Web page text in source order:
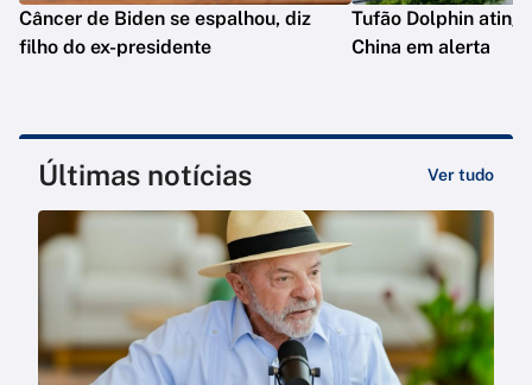
Câncer de Biden se espalhou, diz
filho do ex-presidente
Tufão Dolphin
China em alerta
Últimas notícias Ver tudo